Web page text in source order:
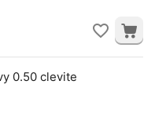
0.50 clevite